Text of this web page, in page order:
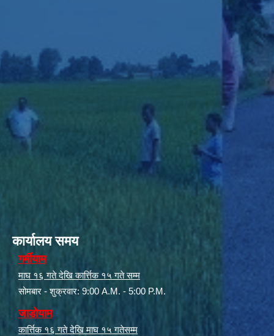
कार्यालय समय
गर्मीयाम
माघ १६ गते देखि कार्त्तिक १५ गते सम्म
सोमबार - शुक्रवार: 9:00 A.M. - 5:00 P.M.
जाडोयाम
कार्त्तिक १६ गते देखि माघ १५ गतेसम्म